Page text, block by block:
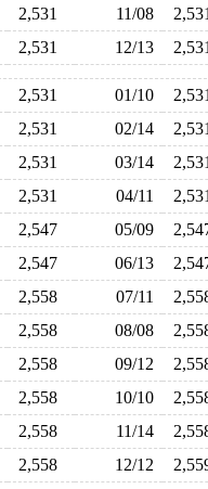
2,531 11/08
2,531 12/13
2,531 01/10
2,531 02/14
2,531 03/14
2,531 04/11
2,547 05/09
2,547 06/13
2,558 07/11
2,558 08/08
2,558 09/12
2,558 10/10
2,558 11/14
2,558 12/12